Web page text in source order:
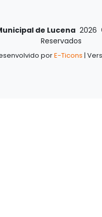
de Lucena 2026
Reservados
porE-Ticons |